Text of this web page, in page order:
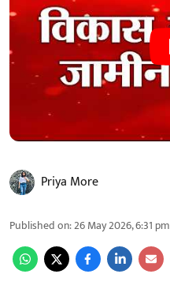
Priya More
Published on:26 May 2026, 6:31 pm